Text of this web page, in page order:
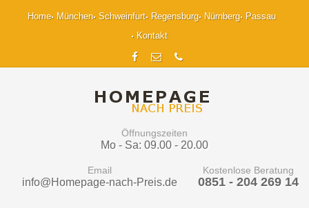
Home München Schweinfurt Regensburg Nürnberg
Passau
Kontakt
Öffnungszeiten
Mo - Sa: 09.00 - 20.00
Email
info@Homepage-nach-Preis.de
Kostenlose Beratung
0851 - 204 269 14